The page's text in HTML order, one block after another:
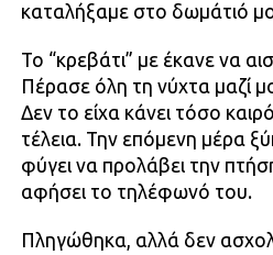
καταλήξαμε στο δωμάτιό
Το “κρεβάτι” με έκανε να
Πέρασε όλη τη νύχτα μαζί
Δεν το είχα κάνει τόσο
τέλεια. Την επόμενη μέρα
φύγει να προλάβει την
αφήσει το τηλέφωνό του.
Πληγώθηκα, αλλά δεν